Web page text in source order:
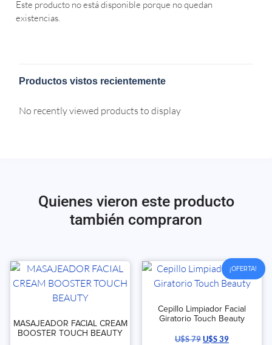
Este producto no está disponible porque no quedan
existencias.
Productos vistos recientemente
No recently viewed products to display
Quienes vieron este producto
también compraron
MASAJEADOR FACIAL CREAM
BOOSTER TOUCH BEAUTY
¡OFERTA!
Cepillo Limpiador Facial
Giratorio Touch Beauty
U$S79U$S39